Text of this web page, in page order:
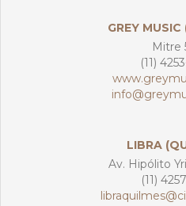
GREY
Mitre
(11)
LIBRA
Av. Hipólito
(11)